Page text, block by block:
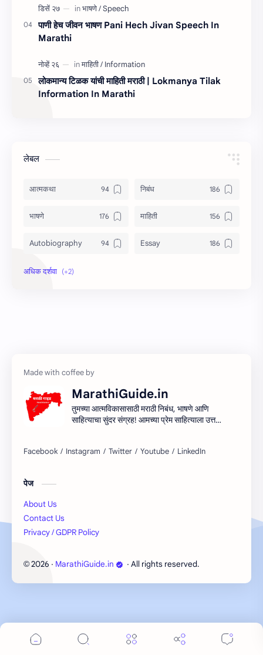
पाणी हेच जीवन भाषण Pani Hech Jivan Speech In
Marathi
लोकमान्य टिळक यांची माहिती मराठी | Lokmanya Tilak
Information In Marathi
लेबल
आत्मकथा निबंध
भाषणे माहिती
Autobiography Essay
Information
MarathiGuide.in
तुमच्या आत्मविकासासाठी मराठी निबंध, भाषणे आणि
साहित्याचा सुंदर संग्रह! आमच्या प्रेम साहित्याला उत्तम
साहित्याच्या प्रवासात सामील व्हा!
पेज
About Us
Contact Us
Privacy / GDPR Policy
© 2026 ‧ MarathiGuide.in ‧ All rights reserved.